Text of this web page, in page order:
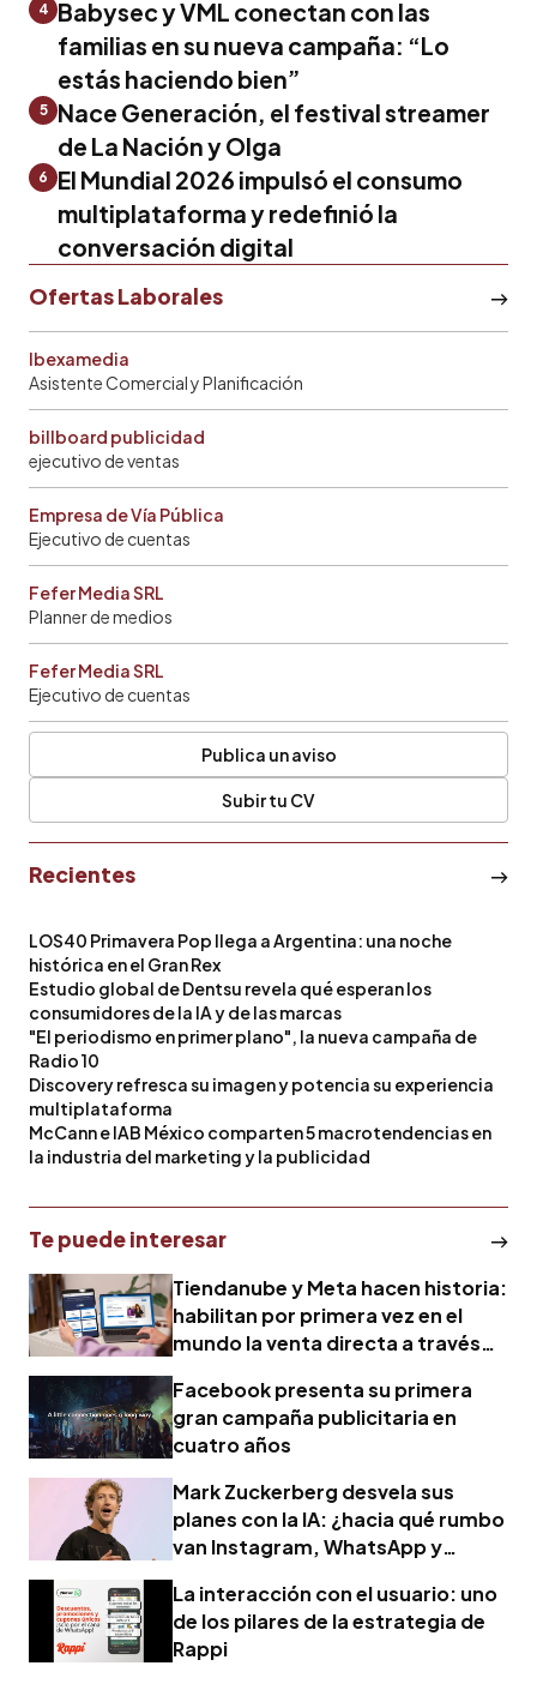
4 Babysec y VML conectan con las
familias en su nueva campaña: “Lo
estás haciendo bien”
5
Nace Generación, el festival streamer
de La Nación y Olga
6
El Mundial 2026 impulsó el consumo
multiplataforma y redefinió la
conversación digital
Ofertas Laborales
Ibexamedia
Asistente Comercial y Planificación
billboard publicidad
ejecutivo de ventas
Empresa de Vía Pública
Ejecutivo de cuentas
Fefer Media SRL
Planner de medios
Fefer Media SRL
Ejecutivo de cuentas
Publica un aviso
Subir tu CV
Recientes
LOS40 Primavera Pop llega a Argentina: una noche
histórica en el Gran Rex
Estudio global de Dentsu revela qué esperan los
consumidores de la IA y de las marcas
"El periodismo en primer plano", la nueva campaña de
Radio 10
Discovery refresca su imagen y potencia su experiencia
multiplataforma
McCann e IAB México comparten 5 macrotendencias en
la industria del marketing y la publicidad
Te puede interesar
Tiendanube y Meta hacen historia:
habilitan por primera vez en el
mundo la venta directa a través
Facebook presenta su primera
gran campaña publicitaria en
cuatro años
Mark Zuckerberg desvela sus
planes con la IA: ¿hacia qué rumbo
van Instagram, WhatsApp y
La interacción con el usuario: uno
de los pilares de la estrategia de
Rappi